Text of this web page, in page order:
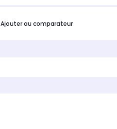
Ajouter au comparateur